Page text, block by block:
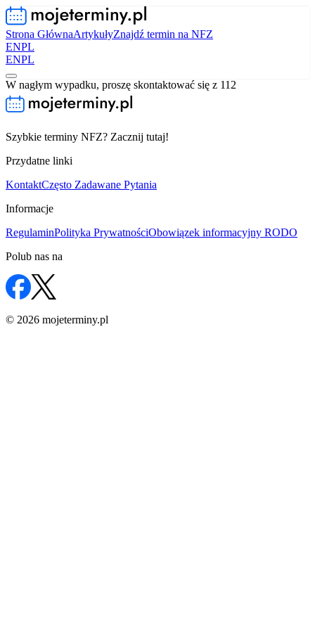
Strona GłównaArtykułyZnajdź termin na NFZ
ENPL
ENPL
W nagłym wypadku, proszę skontaktować się z 112
Szybkie terminy NFZ? Zacznij tutaj!
Przydatne linki
KontaktCzęsto Zadawane Pytania
Informacje
RegulaminPolityka PrywatnościObowiązek informacyjny RODO
Polub nas na
© 2026 mojeterminy.pl